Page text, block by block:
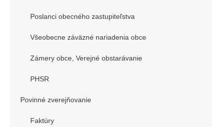
Poslanci obecného zastupiteľstva
Všeobecne záväzné nariadenia obce
Zámery obce, Verejné obstarávanie
PHSR
Povinné zverejňovanie
Faktúry